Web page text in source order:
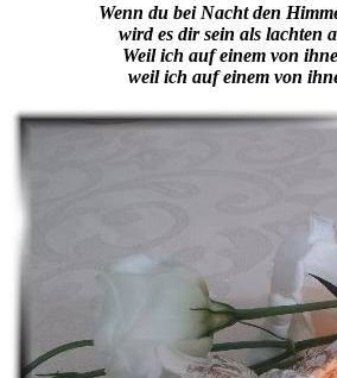
Wenn du bei Nacht den
wird es dir sein als lachten
Weil ich auf einem von
weil ich auf einem von